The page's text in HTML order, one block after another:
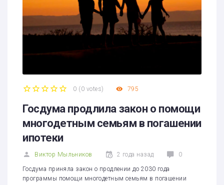
0 ( 0 votes) 795
Госдума продлила закон о помощи
многодетным семьям в погашении
ипотеки
Виктор Мыльников 2 года назад 0
Госдума приняла закон о продлении до 2030 года
программы помощи многодетным семьям в погашении